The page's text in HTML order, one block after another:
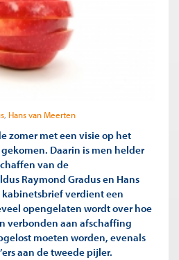
Hans van Meerten
zomer met een visie op het
Daarin is men helder
van de
Raymond Gradus en Hans
kabinetsbrief verdient een
opengelaten wordt over hoe
verbonden aan afschaffing
moeten worden, evenals
aan de tweede pijler.